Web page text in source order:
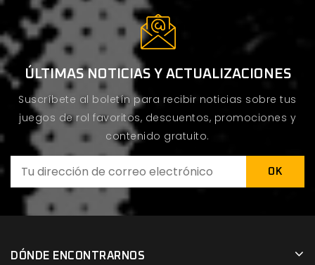
ÚLTIMAS NOTICIAS Y ACTUALIZACIONES
Suscríbete al boletín para recibir noticias sobre tus
juegos de rol favoritos, descuentos, promociones y
contenido gratuito.
DÓNDE ENCONTRARNOS